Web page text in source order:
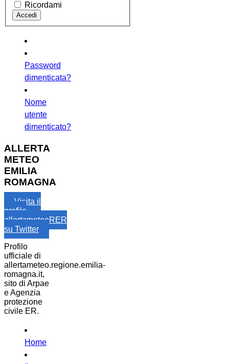
Ricordami
Password
dimenticata?
Nome
utente
dimenticato?
ALLERTA
METEO
EMILIA
ROMAGNA
Visita il
profilo
allertameteoRER
su Twitter
Profilo
ufficiale di
allertameteo.regione.emilia-
romagna.it,
sito di Arpae
e Agenzia
protezione
civile ER.
Home